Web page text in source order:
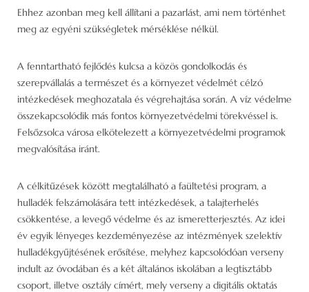
Ehhez azonban meg kell állítani a pazarlást, ami nem történhet
meg az egyéni szükségletek mérséklése nélkül.
A fenntartható fejlődés kulcsa a közös gondolkodás és
szerepvállalás a természet és a környezet védelmét célzó
intézkedések meghozatala és végrehajtása során. A víz védelme
összekapcsolódik más fontos környezetvédelmi törekvéssel is.
Felsőzsolca városa elkötelezett a környezetvédelmi programok
megvalósítása iránt.
A célkitűzések között megtalálható a faültetési program, a
hulladék felszámolására tett intézkedések, a talajterhelés
csökkentése, a levegő védelme és az ismeretterjesztés. Az idei
év egyik lényeges kezdeményezése az intézmények szelektív
hulladékgyűjtésének erősítése, melyhez kapcsolódóan verseny
indult az óvodában és a két általános iskolában a legtisztább
csoport, illetve osztály címért, mely verseny a digitális oktatás